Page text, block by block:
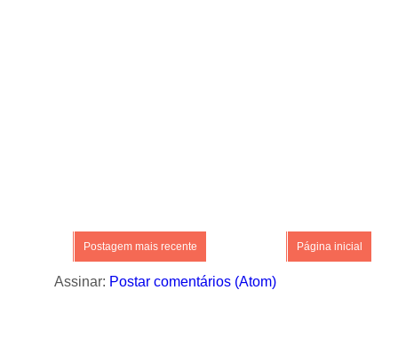
Postagem mais recente Página inicial
Assinar: Postar comentários (Atom)